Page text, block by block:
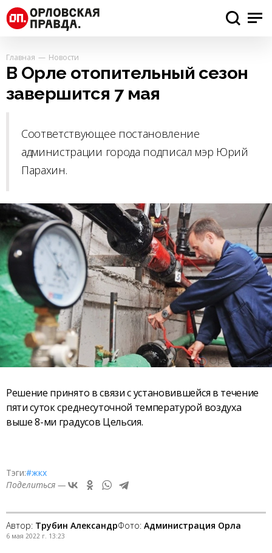
Главная Новости
В Орле отопительный сезон
завершится 7 мая
Соответствующее постановление
администрации города подписал мэр Юрий
Парахин.
Решение принято в связи с установившейся в течение
пяти суток среднесуточной температурой воздуха
выше 8-ми градусов Цельсия.
Тэги:#жкх
Поделиться —
Автор: Трубин АлександрФото: Администрация Орла
6 мая 2022 г. 13:23